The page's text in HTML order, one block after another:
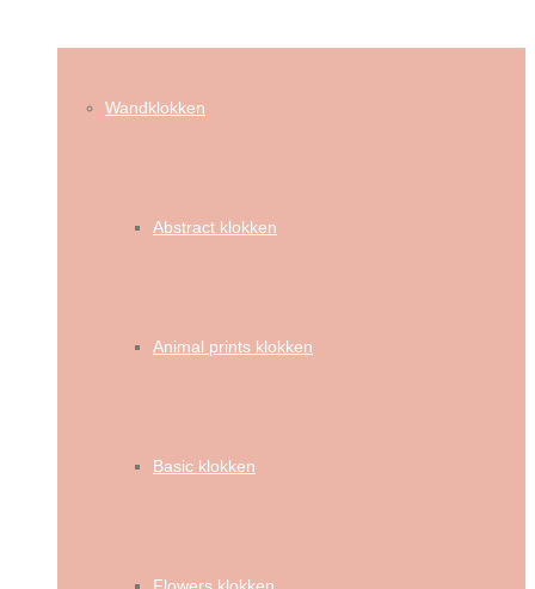
Wandklokken
Abstract klokken
Animal prints klokken
Basic klokken